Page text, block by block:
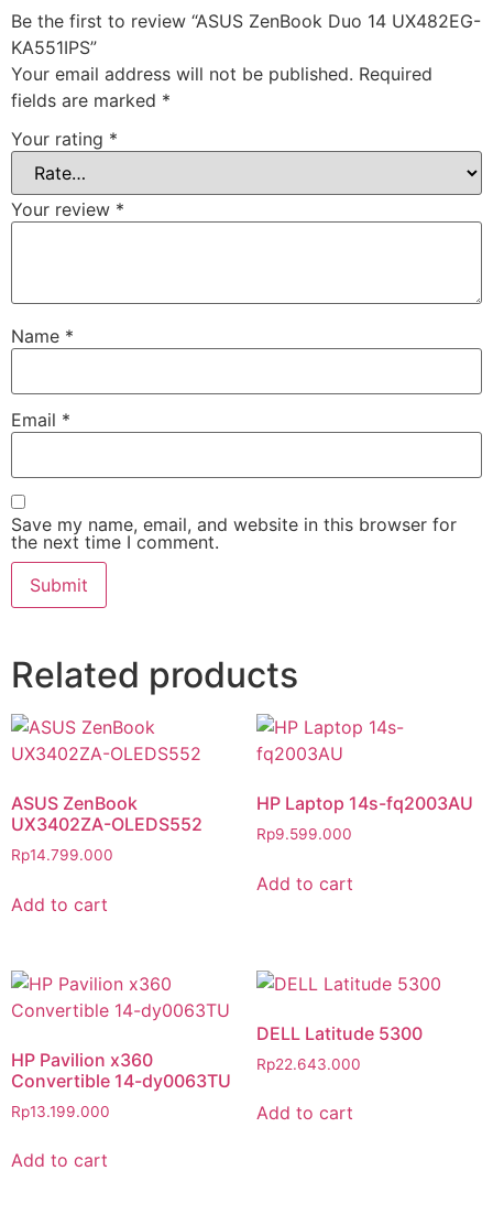
Be the first to review “ASUS ZenBook Duo 14 UX482EG-
KA551IPS”
Your email address will not be published. Required
fields are marked *
Your rating *
Your review *
Name *
Email *
Save my name, email, and website in this browser for
the next time I comment.
Related products
ASUS ZenBook
UX3402ZA-OLEDS552
Rp14.799.000
Add to cart
HP Laptop 14s-fq2003AU
Rp9.599.000
Add to cart
HP Pavilion x360
Convertible 14-dy0063TU
Rp13.199.000
Add to cart
DELL Latitude 5300
Rp22.643.000
Add to cart